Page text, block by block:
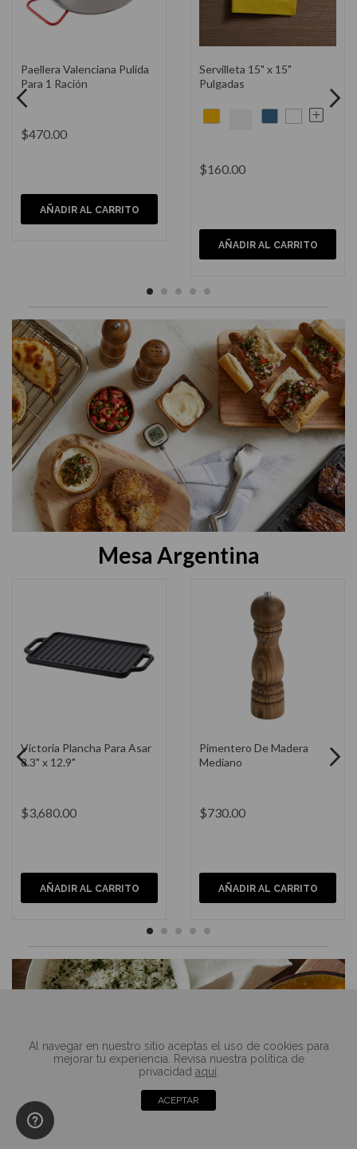
Al navegar en nuestro sitio aceptas el uso de cookies para
mejorar tu experiencia. Revisa nuestra política de
privacidad aquí.
ACEPTAR
Victoria Olla Con Tapa 3.8
Lt
$6,765.00
AÑADIR AL CARRITO
Mepra Set de Cubiertos de
Acero Inoxidable 20 Piezas
Mesa Argentina
Victoria Plancha Para Asar
8.3" x 12.9"
$3,680.00
AÑADIR AL CARRITO
Pimentero De Madera
Mediano
$730.00
AÑADIR AL CARRITO